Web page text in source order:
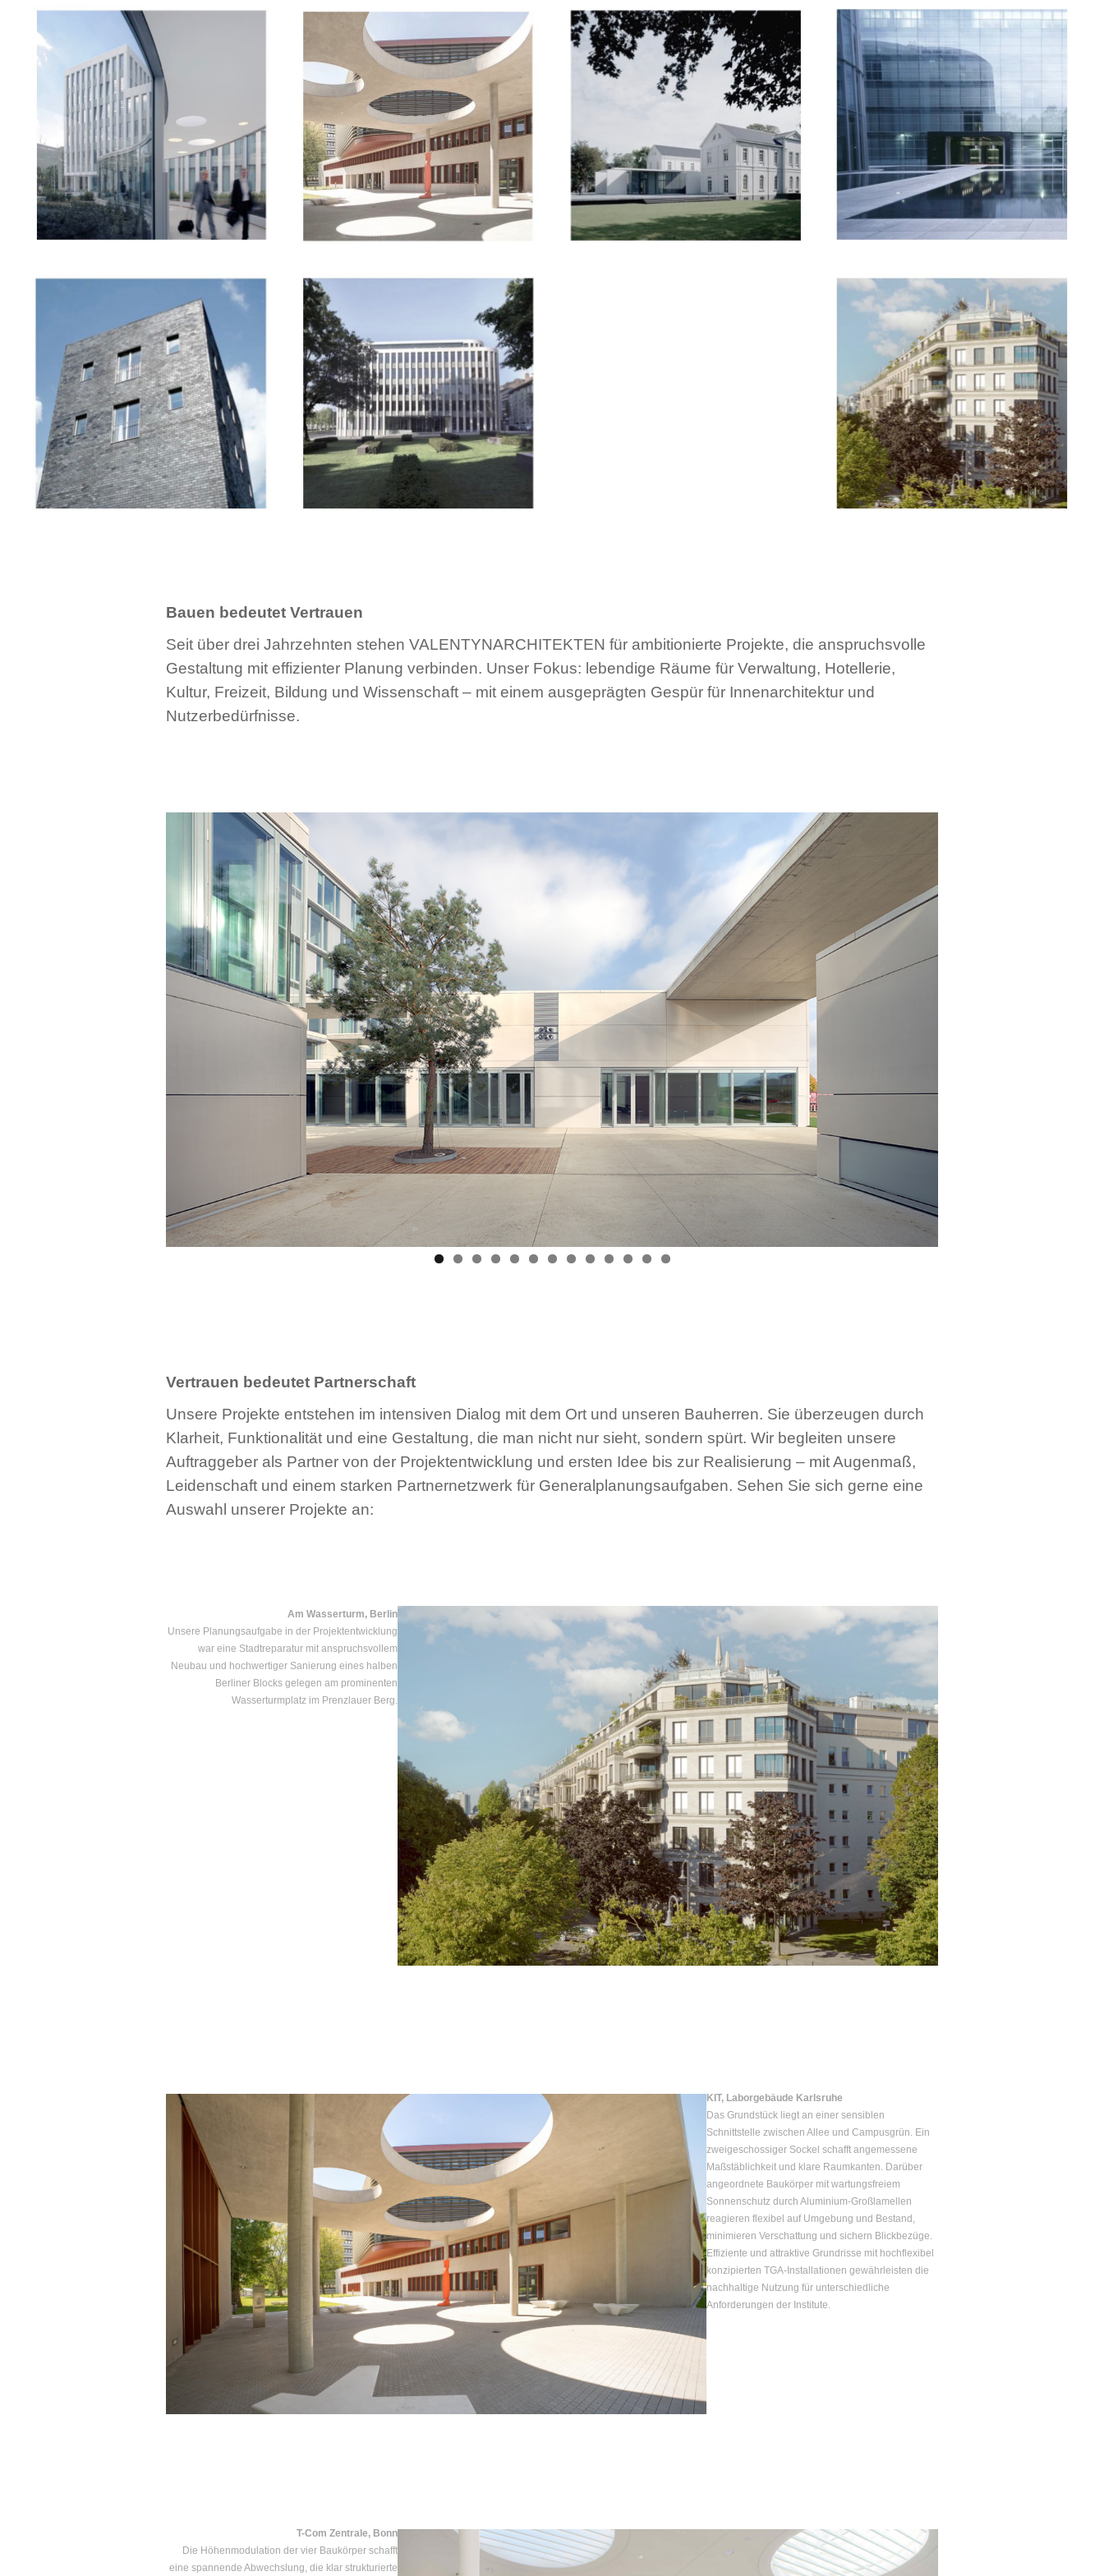
Bauen bedeutet Vertrauen
Seit über drei Jahrzehnten stehen VALENTYNARCHITEKTEN für ambitionierte Projekte, die anspruchsvolle
Gestaltung mit effizienter Planung verbinden. Unser Fokus: lebendige Räume für Verwaltung, Hotellerie,
Kultur, Freizeit, Bildung und Wissenschaft – mit einem ausgeprägten Gespür für Innenarchitektur und
Nutzerbedürfnisse.
Vertrauen bedeutet Partnerschaft
Unsere Projekte entstehen im intensiven Dialog mit dem Ort und unseren Bauherren. Sie überzeugen durch
Klarheit, Funktionalität und eine Gestaltung, die man nicht nur sieht, sondern spürt. Wir begleiten unsere
Auftraggeber als Partner von der Projektentwicklung und ersten Idee bis zur Realisierung – mit Augenmaß,
Leidenschaft und einem starken Partnernetzwerk für Generalplanungsaufgaben. Sehen Sie sich gerne eine
Auswahl unserer Projekte an:
Am Wasserturm, Berlin
Unsere Planungsaufgabe in der Projektentwicklung
war eine Stadtreparatur mit anspruchsvollem
Neubau und hochwertiger Sanierung eines halben
Berliner Blocks gelegen am prominenten
Wasserturmplatz im Prenzlauer Berg.
KIT, Laborgebäude Karlsruhe
Das Grundstück liegt an einer sensiblen
Schnittstelle zwischen Allee und Campusgrün. Ein
zweigeschossiger Sockel schafft angemessene
Maßstäblichkeit und klare Raumkanten. Darüber
angeordnete Baukörper mit wartungsfreiem
Sonnenschutz durch Aluminium-Großlamellen
reagieren flexibel auf Umgebung und Bestand,
minimieren Verschattung und sichern Blickbezüge.
Effiziente und attraktive Grundrisse mit hochflexibel
konzipierten TGA-Installationen gewährleisten die
nachhaltige Nutzung für unterschiedliche
Anforderungen der Institute.
T-Com Zentrale, Bonn
Die Höhenmodulation der vier Baukörper schafft
eine spannende Abwechslung, die klar strukturierte